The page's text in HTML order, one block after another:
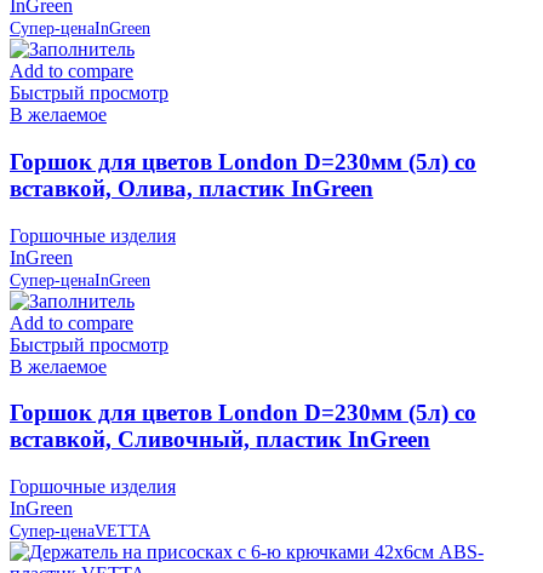
InGreen
Супер-ценаInGreen
Add to compare
Быстрый просмотр
В желаемое
Горшок для цветов London D=230мм (5л) со
вставкой, Олива, пластик InGreen
Горшочные изделия
InGreen
Супер-ценаInGreen
Add to compare
Быстрый просмотр
В желаемое
Горшок для цветов London D=230мм (5л) со
вставкой, Сливочный, пластик InGreen
Горшочные изделия
InGreen
Супер-ценаVETTA